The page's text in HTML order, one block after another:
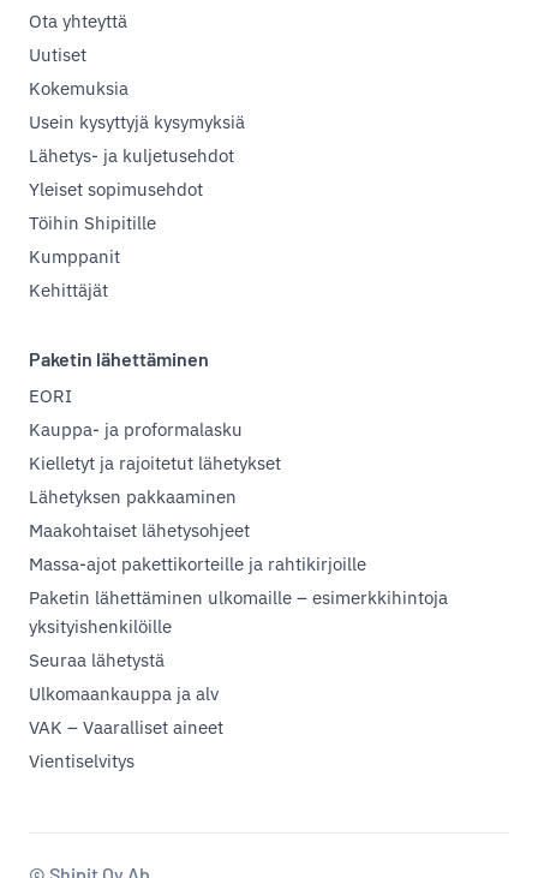
Ota yhteyttä
Uutiset
Kokemuksia
Usein kysyttyjä kysymyksiä
Lähetys- ja kuljetusehdot
Yleiset sopimusehdot
Töihin Shipitille
Kumppanit
Kehittäjät
Paketin lähettäminen
EORI
Kauppa- ja proformalasku
Kielletyt ja rajoitetut lähetykset
Lähetyksen pakkaaminen
Maakohtaiset lähetysohjeet
Massa-ajot pakettikorteille ja rahtikirjoille
Paketin lähettäminen ulkomaille – esimerkkihintoja
yksityishenkilöille
Seuraa lähetystä
Ulkomaankauppa ja alv
VAK – Vaaralliset aineet
Vientiselvitys